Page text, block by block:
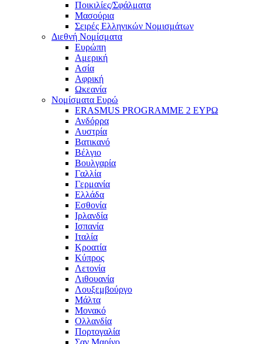
Ποικιλίες/Σφάλματα
Μασούρια
Σειρές Ελληνικών Νομισμάτων
Διεθνή Νομίσματα
Ευρώπη
Αμερική
Ασία
Αφρική
Ωκεανία
Νομίσματα Ευρώ
ERASMUS PROGRAMME 2 ΕΥΡΩ
Ανδόρρα
Αυστρία
Βατικανό
Βέλγιο
Βουλγαρία
Γαλλία
Γερμανία
Ελλάδα
Εσθονία
Ιρλανδία
Ισπανία
Ιταλία
Κροατία
Κύπρος
Λετονία
Λιθουανία
Λουξεμβούργο
Μάλτα
Μονακό
Ολλανδία
Πορτογαλία
Σαν Μαρίνο